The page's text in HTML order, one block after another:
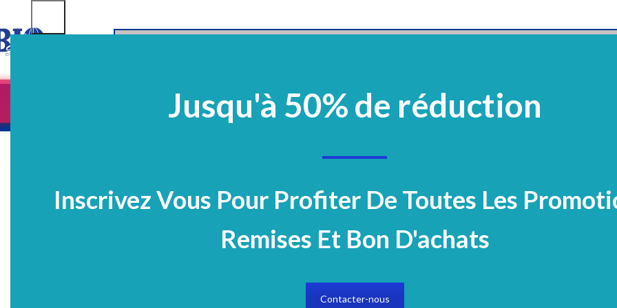
Jusqu'à 50% de réduction
Inscrivez Vous Pour Profiter De Toutes Les
Remises Et Bon D'achats
Contacter-nous
EquipementsEQ Médico-Dentaires PrélèvementPlastique Et VerrerieMobilier Réactifs Et Colorants
Electrocardiogramme
Accueil Equipements